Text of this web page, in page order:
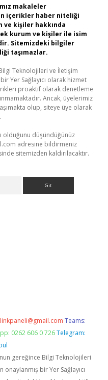
makaleler
içerikler haber niteliği
ve kişiler hakkında
kurum ve kişiler ile isim
Sitemizdeki bilgiler
taşımazlar.
Teknolojileri ve İletişim
Yer Sağlayıcı olarak hizmet
proaktif olarak denetleme
Ancak, üyelerimiz
olup, siteye üye olarak
olduğunu düşündüğünüz
adresine bildirmeniz
sitemizden kaldırılacaktır.
Teams:
0262 606 0 726 Telegram:
gereğince Bilgi Teknolojileri
bir Yer Sağlayıcı